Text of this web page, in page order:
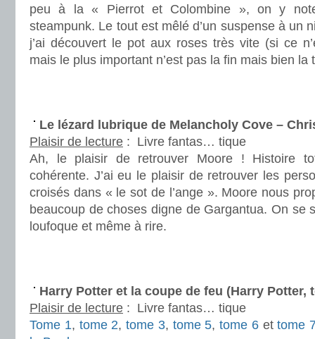
peu à la « Pierrot et Colombine », on y
steampunk. Le tout est mêlé d’un suspense à un
j’ai découvert le pot aux roses très vite (si ce
mais le plus important n’est pas la fin mais bien la
Le lézard lubrique de Melancholy Cove –
Plaisir de lecture : Livre fantas… tique
Ah, le plaisir de retrouver Moore ! Histoire
cohérente. J’ai eu le plaisir de retrouver les
croisés dans « le sot de l’ange ». Moore nous
beaucoup de choses digne de Gargantua. On se
loufoque et même à rire.
Harry Potter et la coupe de feu (Harry Potter,
Plaisir de lecture : Livre fantas… tique
Tome 1, tome 2,tome 3, tome 5,tome 6ettome